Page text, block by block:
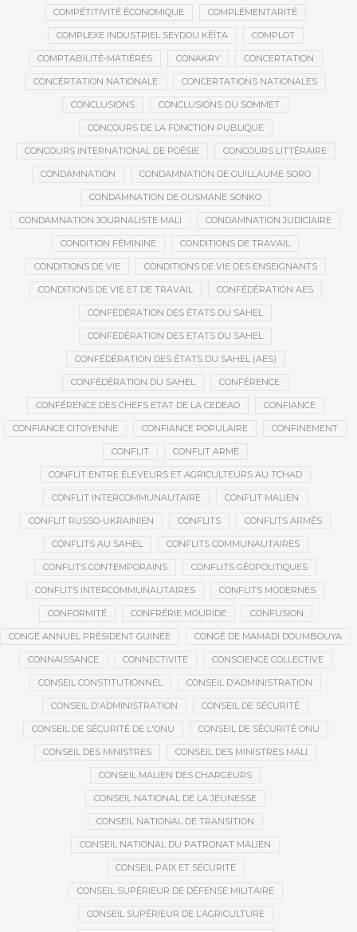
COMPÉTITIVITÉ ÉCONOMIQUE COMPLÉMENTARITÉ
COMPLEXE INDUSTRIEL SEYDOU KÉÏTA COMPLOT
COMPTABILITÉ-MATIÈRES CONAKRY CONCERTATION
CONCERTATION NATIONALE CONCERTATIONS NATIONALES
CONCLUSIONS CONCLUSIONS DU SOMMET
CONCOURS DE LA FONCTION PUBLIQUE
CONCOURS INTERNATIONAL DE POÉSIE CONCOURS LITTÉRAIRE
CONDAMNATION CONDAMNATION DE GUILLAUME SORO
CONDAMNATION DE OUSMANE SONKO
CONDAMNATION JOURNALISTE MALI CONDAMNATION JUDICIAIRE
CONDITION FÉMININE CONDITIONS DE TRAVAIL
CONDITIONS DE VIE CONDITIONS DE VIE DES ENSEIGNANTS
CONDITIONS DE VIE ET DE TRAVAIL CONFÉDÉRATION AES
CONFÉDÉRATION DES ÉTATS DU SAHEL
CONFÉDÉRATION DES ETATS DU SAHEL
CONFÉDÉRATION DES ÉTATS DU SAHEL (AES)
CONFÉDÉRATION DU SAHEL CONFÉRENCE
CONFÉRENCE DES CHEFS ETAT DE LA CEDEAO CONFIANCE
CONFIANCE CITOYENNE CONFIANCE POPULAIRE CONFINEMENT
CONFLIT CONFLIT ARMÉ
CONFLIT ENTRE ÉLEVEURS ET AGRICULTEURS AU TCHAD
CONFLIT INTERCOMMUNAUTAIRE CONFLIT MALIEN
CONFLIT RUSSO-UKRAINIEN CONFLITS CONFLITS ARMÉS
CONFLITS AU SAHEL CONFLITS COMMUNAUTAIRES
CONFLITS CONTEMPORAINS CONFLITS GÉOPOLITIQUES
CONFLITS INTERCOMMUNAUTAIRES CONFLITS MODERNES
CONFORMITÉ CONFRÉRIE MOURIDE CONFUSION
CONGÉ ANNUEL PRÉSIDENT GUINÉE CONGÉ DE MAMADI DOUMBOUYA
CONNAISSANCE CONNECTIVITÉ CONSCIENCE COLLECTIVE
CONSEIL CONSTITUTIONNEL CONSEIL D’ADMINISTRATION
CONSEIL D'ADMINISTRATION CONSEIL DE SÉCURITÉ
CONSEIL DE SÉCURITÉ DE L'ONU CONSEIL DE SÉCURITÉ ONU
CONSEIL DES MINISTRES CONSEIL DES MINISTRES MALI
CONSEIL MALIEN DES CHARGEURS
CONSEIL NATIONAL DE LA JEUNESSE
CONSEIL NATIONAL DE TRANSITION
CONSEIL NATIONAL DU PATRONAT MALIEN
CONSEIL PAIX ET SÉCURITÉ
CONSEIL SUPÉRIEUR DE DÉFENSE MILITAIRE
CONSEIL SUPÉRIEUR DE L’AGRICULTURE